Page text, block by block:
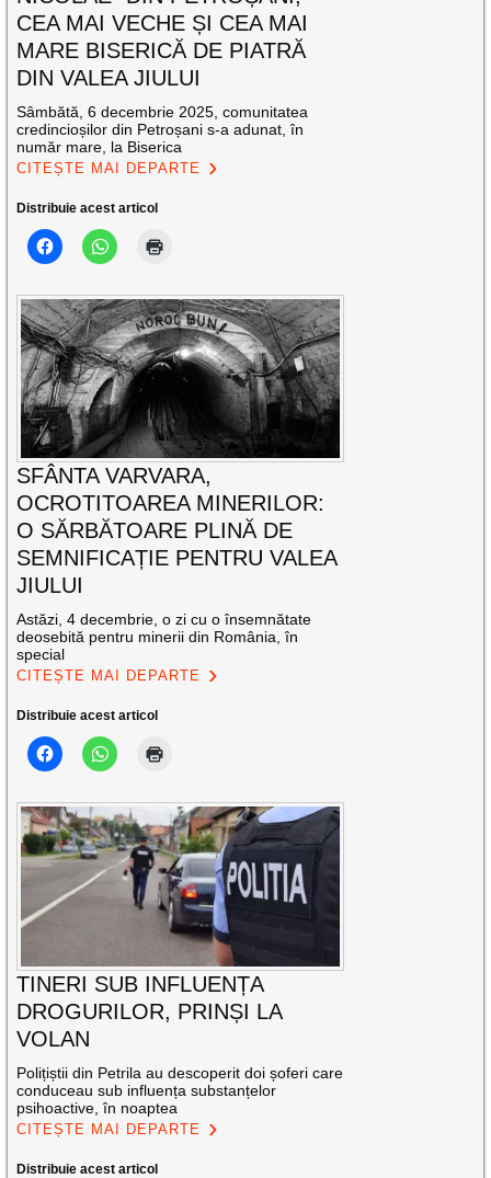
CEA MAI VECHE ȘI CEA MAI
MARE BISERICĂ DE PIATRĂ
DIN VALEA JIULUI
Sâmbătă, 6 decembrie 2025, comunitatea
credincioșilor din Petroșani s-a adunat, în
număr mare, la Biserica
CITEȘTE MAI DEPARTE
Distribuie acest articol
SFÂNTA VARVARA,
OCROTITOAREA MINERILOR:
O SĂRBĂTOARE PLINĂ DE
SEMNIFICAȚIE PENTRU VALEA
JIULUI
Astăzi, 4 decembrie, o zi cu o însemnătate
deosebită pentru minerii din România, în
special
CITEȘTE MAI DEPARTE
Distribuie acest articol
TINERI SUB INFLUENȚA
DROGURILOR, PRINȘI LA
VOLAN
Polițiștii din Petrila au descoperit doi șoferi care
conduceau sub influența substanțelor
psihoactive, în noaptea
CITEȘTE MAI DEPARTE
Distribuie acest articol